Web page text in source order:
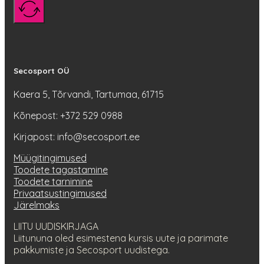
Secosport OÜ
Kaera 5, Tõrvandi, Tartumaa, 61715
Kõnepost: +372 529 0988
Kirjapost: info@secosport.ee
Müügitingimused
Toodete tagastamine
Toodete tarnimine
Privaatsustingimused
Järelmaks
LIITU UUDISKIRJAGA
Liitununa oled esimestena kursis uute ja parimate
pakkumiste ja Secosport uudistega.